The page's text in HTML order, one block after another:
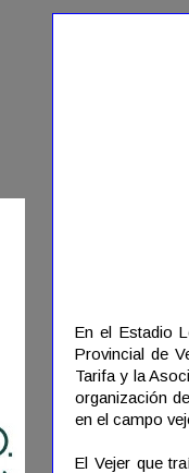
En el Estadio
Provincial de
Tarifa y la
organización
en el campo
El Vejer que